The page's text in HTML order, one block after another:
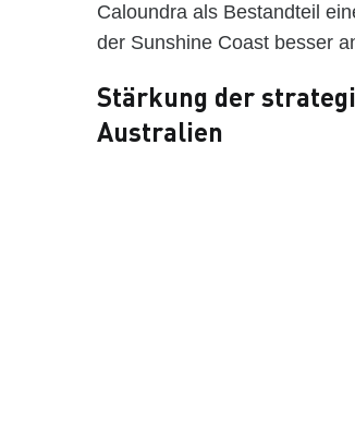
Caloundra als Bestandteil
der Sunshine Coast besser
Stärkung der
Australien